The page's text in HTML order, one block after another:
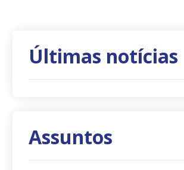
Últimas notícias
Assuntos